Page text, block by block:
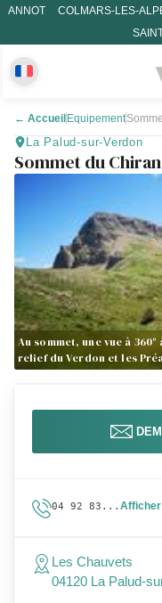
ANNOT COLMARS-LES-
← Accueil Equipement
La Palud-sur-Verdon
Sommet du
Au sommet, une vue à
relief du Verdon et les
04 92 83... Afficher
Les Chauvets
04120 La Palud-